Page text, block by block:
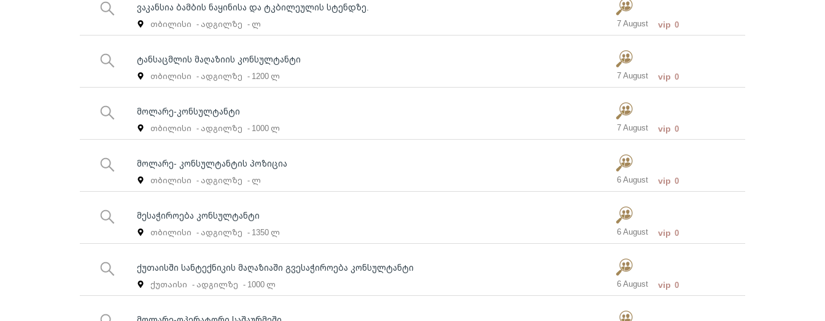
ვაკანსია ბამბის ნაყინისა და ტკბილეულის სტენდზე.
თბილისი - ადგილზე - ლ 7 August vip 0
ტანსაცმლის მაღაზიის კონსულტანტი
თბილისი - ადგილზე - 1200 ლ 7 August vip 0
მოლარე-კონსულტანტი
თბილისი - ადგილზე - 1000 ლ 7 August vip 0
მოლარე- კონსულტანტის პოზიცია
თბილისი - ადგილზე - ლ 6 August vip 0
მესაჭიროება კონსულტანტი
თბილისი - ადგილზე - 1350 ლ 6 August vip 0
ქუთაისში სანტექნიკის მაღაზიაში გვესაჭიროება კონსულტანტი
ქუთაისი - ადგილზე - 1000 ლ 6 August vip 0